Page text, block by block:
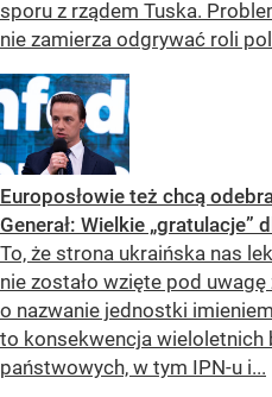
sporu z rządem Tuska.
nie zamierza odgrywać roli
Europosłowie też chcą
Generał: Wielkie „gratulacje”
To, że strona ukraińska nas
nie zostało wzięte pod
o nazwanie jednostki
to konsekwencja wieloletnich
państwowych, w tym IPN-u i...